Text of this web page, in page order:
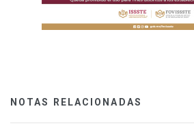
NOTAS RELACIONADAS